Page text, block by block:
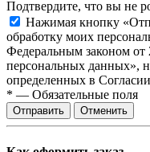
Подтвердите, что вы не
Нажимая кнопку
обработку моих
Федеральным законом
персональных данных»,
определенных в
* — Обязательные поля
Отправить Отменить